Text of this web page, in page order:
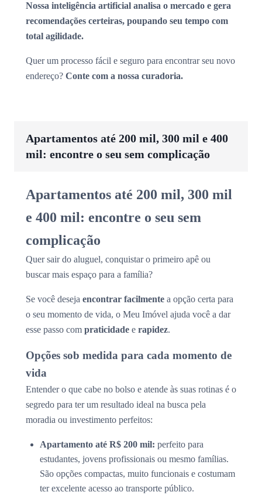
Nossa inteligência artificial analisa o mercado e gera
recomendações certeiras, poupando seu tempo com
total agilidade.
Quer um processo fácil e seguro para encontrar seu novo
endereço? Conte com a nossa curadoria.
Apartamentos até 200 mil, 300 mil e 400
mil: encontre o seu sem complicação
Apartamentos até 200 mil, 300 mil
e 400 mil: encontre o seu sem
complicação
Quer sair do aluguel, conquistar o primeiro apê ou
buscar mais espaço para a família?
Se você deseja encontrar facilmente a opção certa para
o seu momento de vida, o Meu Imóvel ajuda você a dar
esse passo com praticidade e rapidez.
Opções sob medida para cada momento de
vida
Entender o que cabe no bolso e atende às suas rotinas é o
segredo para ter um resultado ideal na busca pela
moradia ou investimento perfeitos:
Apartamento até R$ 200 mil: perfeito para
estudantes, jovens profissionais ou mesmo famílias.
São opções compactas, muito funcionais e costumam
ter excelente acesso ao transporte público.